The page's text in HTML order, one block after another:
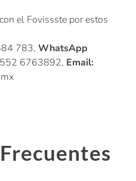
el Fovissste por estos
783,WhatsApp
6763892, Email: